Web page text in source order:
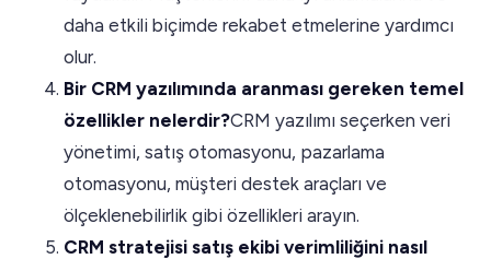
daha etkili biçimde rekabet etmelerine yardımcı
olur.
Bir CRM yazılımında aranması gereken temel
özellikler nelerdir?CRM yazılımı seçerken veri
yönetimi, satış otomasyonu, pazarlama
otomasyonu, müşteri destek araçları ve
ölçeklenebilirlik gibi özellikleri arayın.
CRM stratejisi satış ekibi verimliliğini nasıl